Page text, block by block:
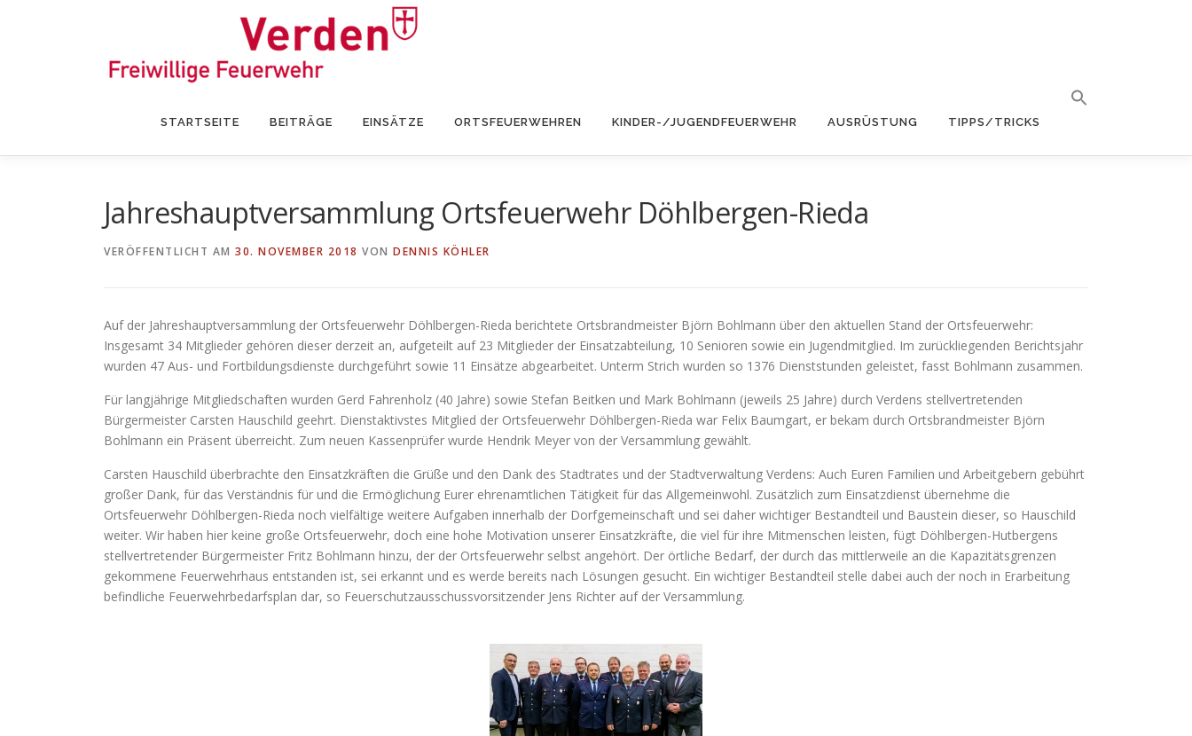
STARTSEITE BEITRÄGE EINSÄTZE ORTSFEUERWEHREN KINDER-/JUGENDFEUERWEHR AUSRÜSTUNG TIPPS/TRICKS
Jahreshauptversammlung Ortsfeuerwehr Döhlbergen-Rieda
VERÖFFENTLICHT AM 30. NOVEMBER 2018 VON DENNIS KÖHLER
Auf der Jahreshauptversammlung der Ortsfeuerwehr Döhlbergen-Rieda berichtete Ortsbrandmeister Björn Bohlmann über den aktuellen Stand der Ortsfeuerwehr:
Insgesamt 34 Mitglieder gehören dieser derzeit an, aufgeteilt auf 23 Mitglieder der Einsatzabteilung, 10 Senioren sowie ein Jugendmitglied. Im zurückliegenden Berichtsjahr
wurden 47 Aus- und Fortbildungsdienste durchgeführt sowie 11 Einsätze abgearbeitet. Unterm Strich wurden so 1376 Dienststunden geleistet, fasst Bohlmann zusammen.
Für langjährige Mitgliedschaften wurden Gerd Fahrenholz (40 Jahre) sowie Stefan Beitken und Mark Bohlmann (jeweils 25 Jahre) durch Verdens stellvertretenden
Bürgermeister Carsten Hauschild geehrt. Dienstaktivstes Mitglied der Ortsfeuerwehr Döhlbergen-Rieda war Felix Baumgart, er bekam durch Ortsbrandmeister Björn
Bohlmann ein Präsent überreicht. Zum neuen Kassenprüfer wurde Hendrik Meyer von der Versammlung gewählt.
Carsten Hauschild überbrachte den Einsatzkräften die Grüße und den Dank des Stadtrates und der Stadtverwaltung Verdens: Auch Euren Familien und Arbeitgebern gebührt
großer Dank, für das Verständnis für und die Ermöglichung Eurer ehrenamtlichen Tätigkeit für das Allgemeinwohl. Zusätzlich zum Einsatzdienst übernehme die
Ortsfeuerwehr Döhlbergen-Rieda noch vielfältige weitere Aufgaben innerhalb der Dorfgemeinschaft und sei daher wichtiger Bestandteil und Baustein dieser, so Hauschild
weiter. Wir haben hier keine große Ortsfeuerwehr, doch eine hohe Motivation unserer Einsatzkräfte, die viel für ihre Mitmenschen leisten, fügt Döhlbergen-Hutbergens
stellvertretender Bürgermeister Fritz Bohlmann hinzu, der der Ortsfeuerwehr selbst angehört. Der örtliche Bedarf, der durch das mittlerweile an die Kapazitätsgrenzen
gekommene Feuerwehrhaus entstanden ist, sei erkannt und es werde bereits nach Lösungen gesucht. Ein wichtiger Bestandteil stelle dabei auch der noch in Erarbeitung
befindliche Feuerwehrbedarfsplan dar, so Feuerschutzausschussvorsitzender Jens Richter auf der Versammlung.